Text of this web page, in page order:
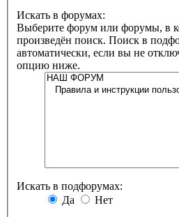
Искать в форумах:
Выберите форум или форумы, в
произведён поиск. Поиск в
автоматически, если вы не
опцию ниже.
Искать в подфорумах:
Да
Нет